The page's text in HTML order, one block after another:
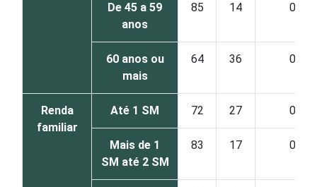
De 45 a 59
anos
85 14 0
60 anos ou
mais
64 36 0
Renda
familiar
Até 1 SM 72 27 0
Mais de 1
SM até 2 SM
83 17 0